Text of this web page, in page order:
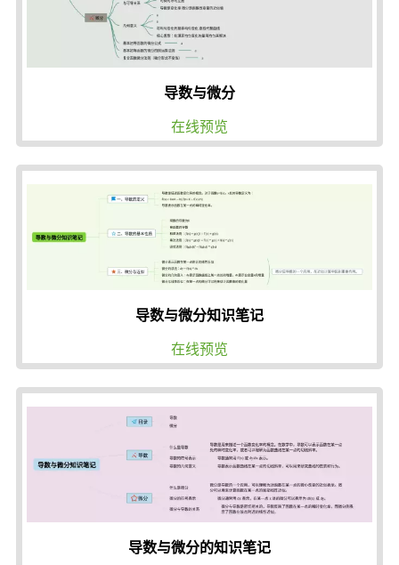
导数与微分
在线预览
导数与微分知识笔记
在线预览
导数与微分的知识笔记